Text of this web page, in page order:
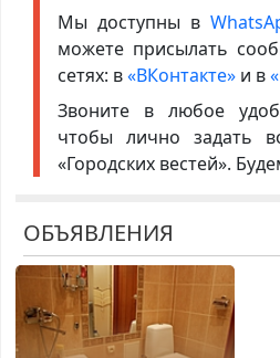
Мы доступны в
можете присылать
сетях: в«ВКонтакте»и в
Звоните в любое
чтобы лично задать
«Городских вестей».
ОБЪЯВЛЕНИЯ